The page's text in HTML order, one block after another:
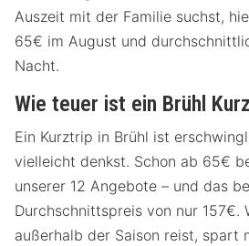
Auszeit mit der Familie suchst,
65€ im August und
Nacht.
Wie teuer ist ein Brühl
Ein Kurztrip in Brühl ist
vielleicht denkst. Schon ab 65€
unserer 12 Angebote – und das
Durchschnittspreis von nur 157€.
außerhalb der Saison reist, spart